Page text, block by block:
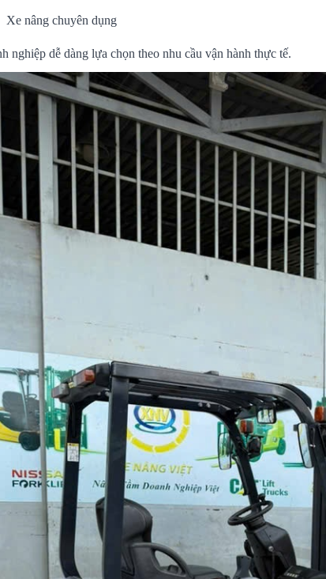
Xe nâng chuyên dụng
nghiệp dễ dàng lựa chọn theo nhu cầu vận hành thực tế.